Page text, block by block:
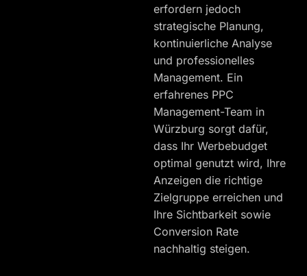
erfordern jedoch
strategische Planung,
kontinuierliche Analyse
und professionelles
Management. Ein
erfahrenes PPC
Management-Team in
Würzburg sorgt dafür,
dass Ihr Werbebudget
optimal genutzt wird, Ihre
Anzeigen die richtige
Zielgruppe erreichen und
Ihre Sichtbarkeit sowie
Conversion Rate
nachhaltig steigen.